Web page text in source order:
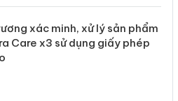
xác minh, xử lý sản phẩm
Care x3 sử dụng giấy phép